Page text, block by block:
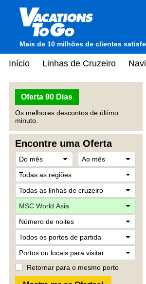
Mais de 10 milhões de clientes
Início Linhas de Cruzeiro
Oferta 90 Dias
Os melhores descontos de último
minuto.
Encontre uma Oferta
Retornar para o mesmo porto